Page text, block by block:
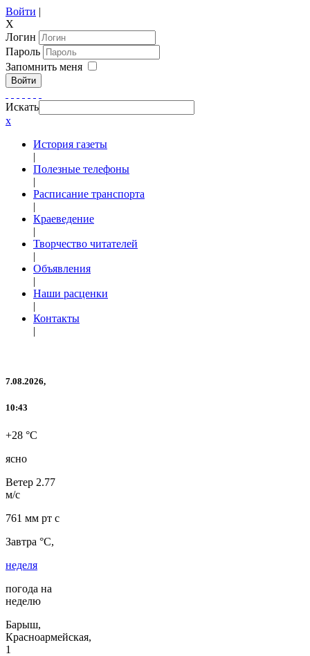
Войти |
X
Логин
Пароль
Запомнить меня
Войти
Искать
x
История газеты
|
Полезные телефоны
|
Расписание транспорта
|
Краеведение
|
Творчество читателей
|
Объявления
|
Наши расценки
|
Контакты
|
7.08.2026,
10:43
+28 °C
ясно
Ветер 2.77
м/с
761 мм рт с
Завтра °C,
неделя
погода на
неделю
Барыш,
Красноармейская,
1